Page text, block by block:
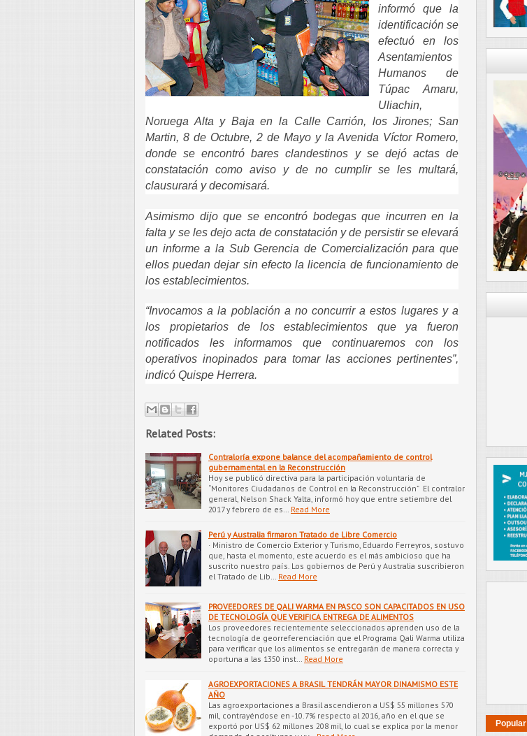
informó que la
identificación se
efectuó en los
Asentamientos
Humanos de
Túpac Amaru,
Uliachin,
Noruega Alta y Baja en la Calle Carrión, los Jirones; San
Martin, 8 de Octubre, 2 de Mayo y la Avenida Víctor Romero,
donde se encontró bares clandestinos y se dejó actas de
constatación como aviso y de no cumplir se les multará,
clausurará y decomisará.
Asimismo dijo que se encontró bodegas que incurren en la
falta y se les dejo acta de constatación y de persistir se elevará
un informe a la Sub Gerencia de Comercialización para que
ellos puedan dejar sin efecto la licencia de funcionamiento de
los establecimientos.
“Invocamos a la población a no concurrir a estos lugares y a
los propietarios de los establecimientos que ya fueron
notificados les informamos que continuaremos con los
operativos inopinados para tomar las acciones pertinentes”,
indicó Quispe Herrera.
Related Posts:
Contraloría expone balance del acompañamiento de control
gubernamental en la Reconstrucción
Hoy se publicó directiva para la participación voluntaria de
“Monitores Ciudadanos de Control en la Reconstrucción” El contralor
general, Nelson Shack Yalta, informó hoy que entre setiembre del
2017 y febrero de es…
Read More
Perú y Australia firmaron Tratado de Libre Comercio
· Ministro de Comercio Exterior y Turismo, Eduardo Ferreyros, sostuvo
que, hasta el momento, este acuerdo es el más ambicioso que ha
suscrito nuestro país. Los gobiernos de Perú y Australia suscribieron
el Tratado de Lib…
Read More
PROVEEDORES DE QALI WARMA EN PASCO SON CAPACITADOS EN USO
DE TECNOLOGÍA QUE VERIFICA ENTREGA DE ALIMENTOS
Los proveedores recientemente seleccionados aprenden uso de la
tecnología de georreferenciación que el Programa Qali Warma utiliza
para verificar que los alimentos se entregarán de manera correcta y
oportuna a las 1350 inst…
Read More
AGROEXPORTACIONES A BRASIL TENDRÁN MAYOR DINAMISMO ESTE
AÑO
Las agroexportaciones a Brasil ascendieron a US$ 55 millones 570
mil, contrayéndose en -10.7% respecto al 2016, año en el que se
exportó por US$ 62 millones 208 mil, lo cual se explica por la menor
Popular